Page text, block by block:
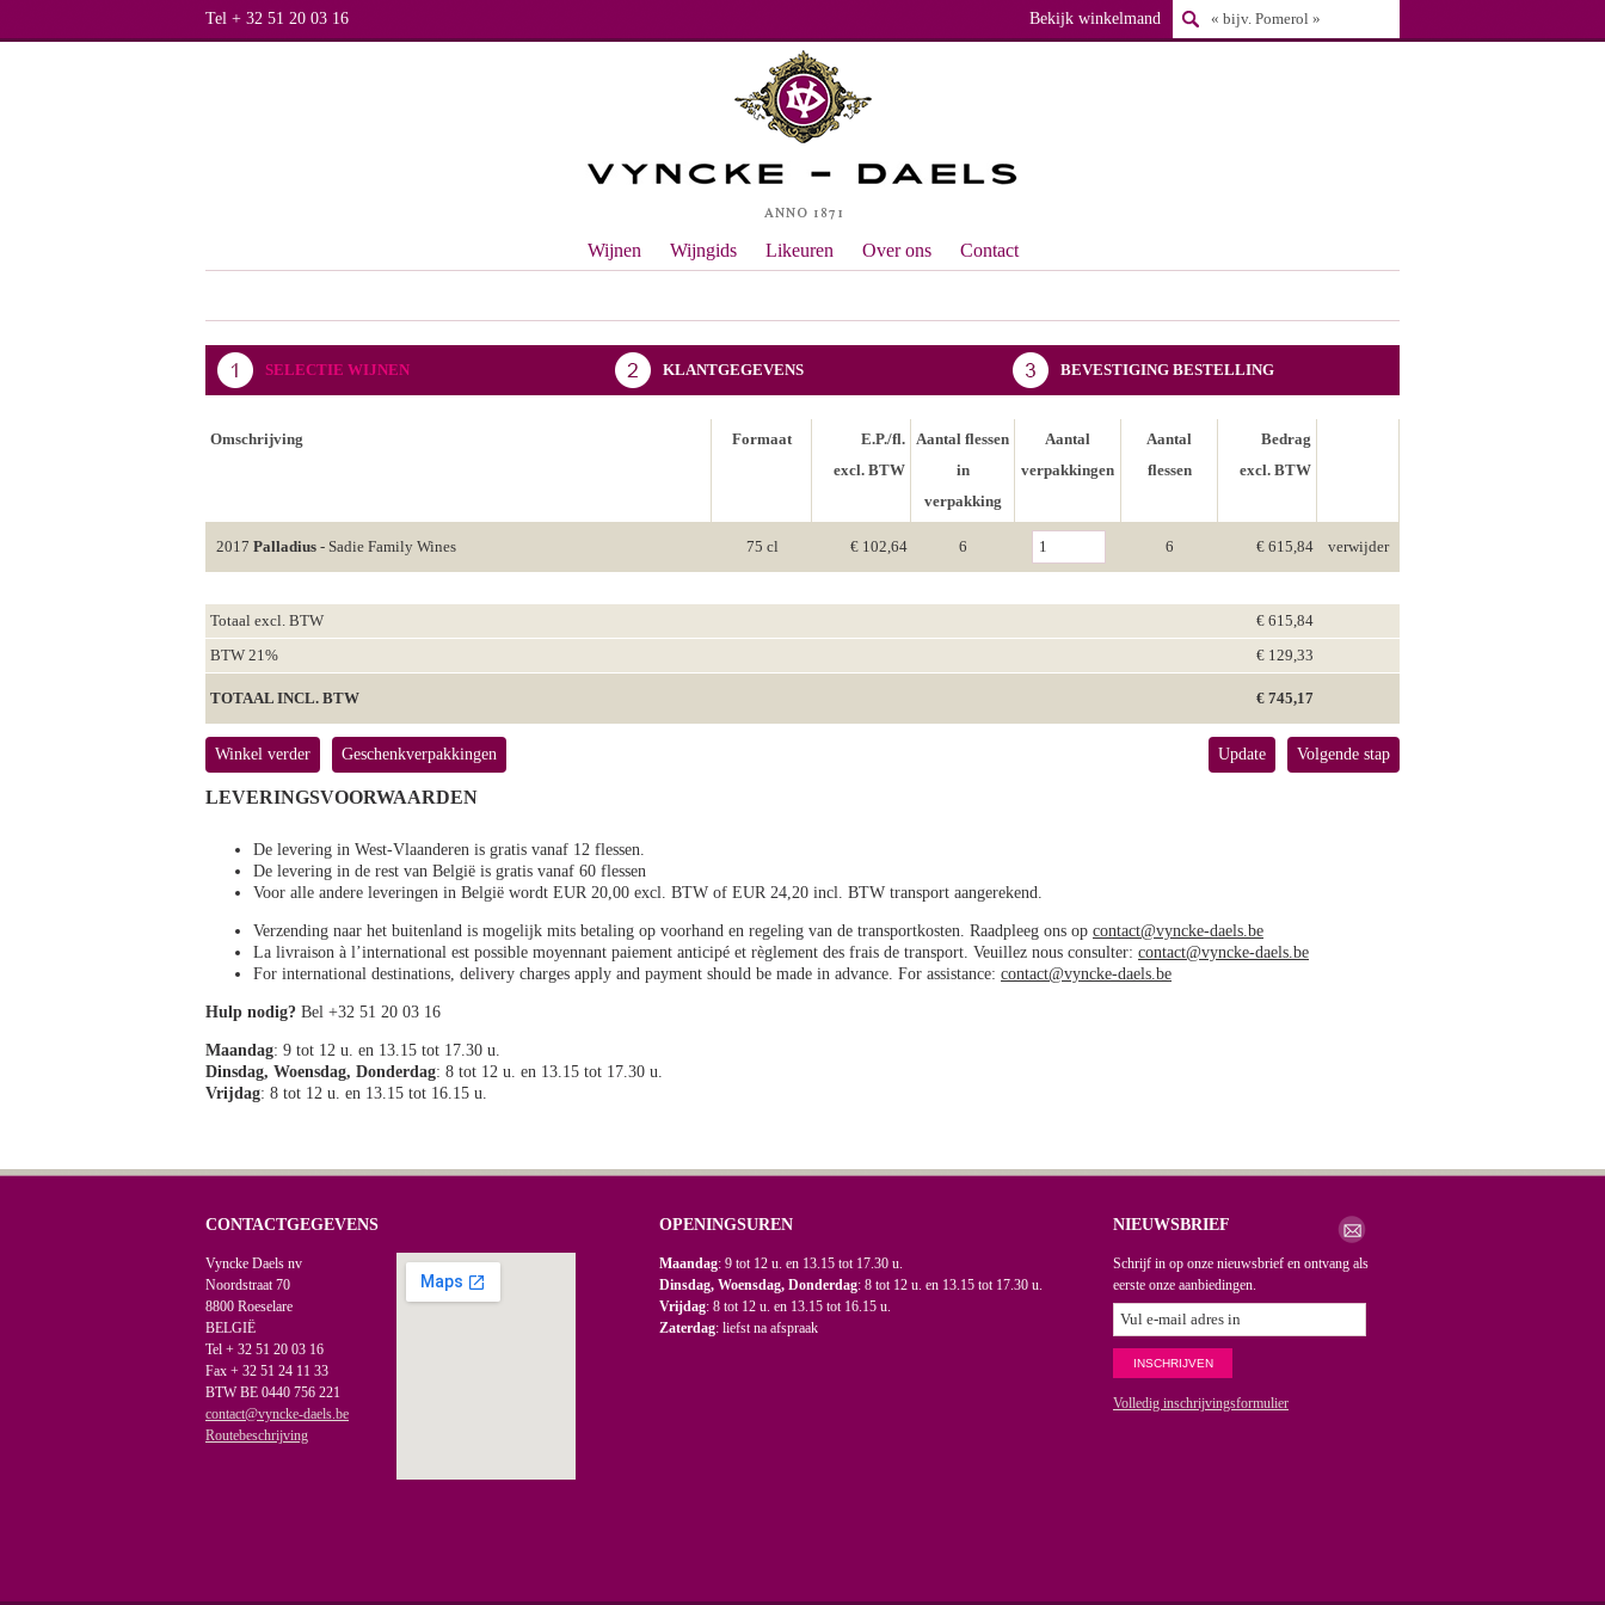
Tel + 32 51 20 03 16 Bekijk winkelmand
Wijnen Wijngids Likeuren Over ons Contact
SELECTIE WIJNEN KLANTGEGEVENS BEVESTIGING BESTELLING
Omschrijving Formaat
E.P./fl.
excl. BTW
Aantal flessen
in
verpakking
Aantal
verpakkingen
Aantal
flessen
Bedrag
excl. BTW
2017 Palladius - Sadie Family Wines 75 cl € 102,64 6 6 € 615,84 verwijder
Totaal excl. BTW
€ 615,84
BTW 21%
€ 129,33
TOTAAL INCL. BTW € 745,17
Winkel verder Geschenkverpakkingen Volgende stap
Update
LEVERINGSVOORWAARDEN
De levering in West-Vlaanderen is gratis vanaf 12 flessen.
De levering in de rest van België is gratis vanaf 60 flessen
Voor alle andere leveringen in België wordt EUR 20,00 excl. BTW of EUR 24,20 incl. BTW transport aangerekend.
Verzending naar het buitenland is mogelijk mits betaling op voorhand en regeling van de transportkosten. Raadpleeg ons op contact@vyncke-daels.be
La livraison à l’international est possible moyennant paiement anticipé et règlement des frais de transport. Veuillez nous consulter: contact@vyncke-daels.be
For international destinations, delivery charges apply and payment should be made in advance. For assistance: contact@vyncke-daels.be
Hulp nodig? Bel +32 51 20 03 16
Maandag: 9 tot 12 u. en 13.15 tot 17.30 u.
Dinsdag, Woensdag, Donderdag: 8 tot 12 u. en 13.15 tot 17.30 u.
Vrijdag: 8 tot 12 u. en 13.15 tot 16.15 u.
CONTACTGEGEVENS
Vyncke Daels nv
Noordstraat 70
8800 Roeselare
BELGIË
Tel + 32 51 20 03 16
Fax + 32 51 24 11 33
BTW BE 0440 756 221
contact@vyncke-daels.be
Routebeschrijving
OPENINGSUREN
Maandag: 9 tot 12 u. en 13.15 tot 17.30 u.
Dinsdag, Woensdag, Donderdag: 8 tot 12 u. en 13.15 tot 17.30 u.
Vrijdag: 8 tot 12 u. en 13.15 tot 16.15 u.
Zaterdag: liefst na afspraak
NIEUWSBRIEF
Schrijf in op onze nieuwsbrief en ontvang als
eerste onze aanbiedingen.
Volledig inschrijvingsformulier